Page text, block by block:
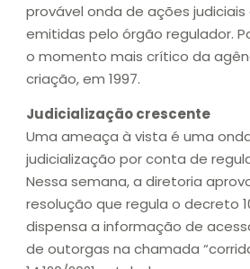
provável onda de ações
emitidas pelo órgão regulador.
o momento mais crítico da
criação, em 1997.
Judicialização crescente
Uma ameaça à vista é uma
judicialização por conta de
Nessa semana, a diretoria
resolução que regula o decreto
dispensa a informação de
de outorgas na chamada